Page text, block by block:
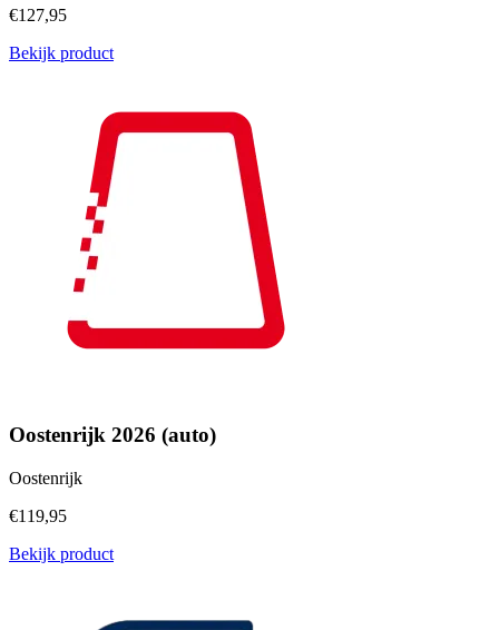
€127,95
Bekijk product
Oostenrijk 2026 (auto)
Oostenrijk
€119,95
Bekijk product